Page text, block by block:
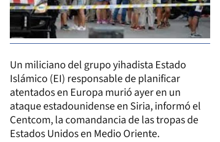
Un miliciano del grupo yihadista Estado
Islámico (EI) responsable de planificar
atentados en Europa murió ayer en un
ataque estadounidense en Siria, informó el
Centcom, la comandancia de las tropas de
Estados Unidos en Medio Oriente.